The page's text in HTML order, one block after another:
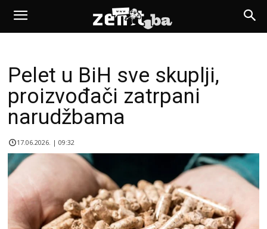
Pelet u BiH sve skuplji,
proizvođači zatrpani
narudžbama
17.06.2026. | 09:32